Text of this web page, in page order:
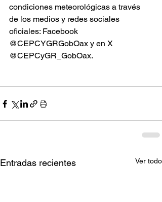
condiciones meteorológicas a través
de los medios y redes sociales
oficiales: Facebook
@CEPCYGRGobOax y en X
@CEPCyGR_GobOax.
Entradas recientes Ver todo